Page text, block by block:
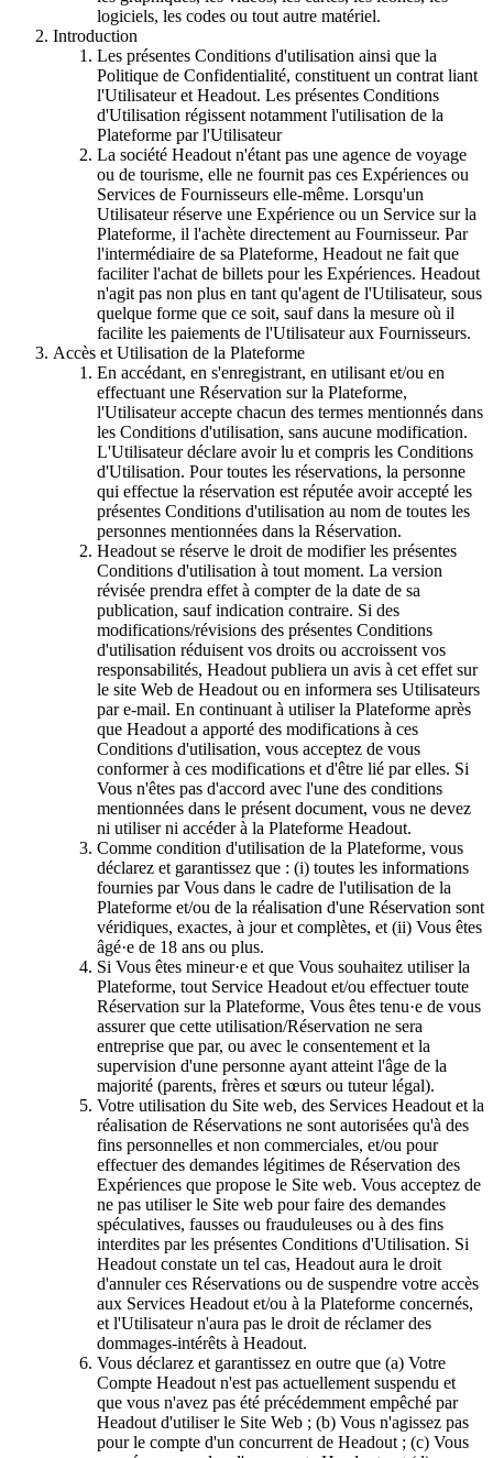
logiciels, les codes ou tout autre matériel.
Introduction
Les présentes Conditions d'utilisation ainsi que la
Politique de Confidentialité, constituent un contrat liant
l'Utilisateur et Headout. Les présentes Conditions
d'Utilisation régissent notamment l'utilisation de la
Plateforme par l'Utilisateur
La société Headout n'étant pas une agence de voyage
ou de tourisme, elle ne fournit pas ces Expériences ou
Services de Fournisseurs elle-même. Lorsqu'un
Utilisateur réserve une Expérience ou un Service sur la
Plateforme, il l'achète directement au Fournisseur. Par
l'intermédiaire de sa Plateforme, Headout ne fait que
faciliter l'achat de billets pour les Expériences. Headout
n'agit pas non plus en tant qu'agent de l'Utilisateur, sous
quelque forme que ce soit, sauf dans la mesure où il
facilite les paiements de l'Utilisateur aux Fournisseurs.
Accès et Utilisation de la Plateforme
En accédant, en s'enregistrant, en utilisant et/ou en
effectuant une Réservation sur la Plateforme,
l'Utilisateur accepte chacun des termes mentionnés dans
les Conditions d'utilisation, sans aucune modification.
L'Utilisateur déclare avoir lu et compris les Conditions
d'Utilisation. Pour toutes les réservations, la personne
qui effectue la réservation est réputée avoir accepté les
présentes Conditions d'utilisation au nom de toutes les
personnes mentionnées dans la Réservation.
Headout se réserve le droit de modifier les présentes
Conditions d'utilisation à tout moment. La version
révisée prendra effet à compter de la date de sa
publication, sauf indication contraire. Si des
modifications/révisions des présentes Conditions
d'utilisation réduisent vos droits ou accroissent vos
responsabilités, Headout publiera un avis à cet effet sur
le site Web de Headout ou en informera ses Utilisateurs
par e-mail. En continuant à utiliser la Plateforme après
que Headout a apporté des modifications à ces
Conditions d'utilisation, vous acceptez de vous
conformer à ces modifications et d'être lié par elles. Si
Vous n'êtes pas d'accord avec l'une des conditions
mentionnées dans le présent document, vous ne devez
ni utiliser ni accéder à la Plateforme Headout.
Comme condition d'utilisation de la Plateforme, vous
déclarez et garantissez que : (i) toutes les informations
fournies par Vous dans le cadre de l'utilisation de la
Plateforme et/ou de la réalisation d'une Réservation sont
véridiques, exactes, à jour et complètes, et (ii) Vous êtes
âgé·e de 18 ans ou plus.
Si Vous êtes mineur·e et que Vous souhaitez utiliser la
Plateforme, tout Service Headout et/ou effectuer toute
Réservation sur la Plateforme, Vous êtes tenu·e de vous
assurer que cette utilisation/Réservation ne sera
entreprise que par, ou avec le consentement et la
supervision d'une personne ayant atteint l'âge de la
majorité (parents, frères et sœurs ou tuteur légal).
Votre utilisation du Site web, des Services Headout et la
réalisation de Réservations ne sont autorisées qu'à des
fins personnelles et non commerciales, et/ou pour
effectuer des demandes légitimes de Réservation des
Expériences que propose le Site web. Vous acceptez de
ne pas utiliser le Site web pour faire des demandes
spéculatives, fausses ou frauduleuses ou à des fins
interdites par les présentes Conditions d'Utilisation. Si
Headout constate un tel cas, Headout aura le droit
d'annuler ces Réservations ou de suspendre votre accès
aux Services Headout et/ou à la Plateforme concernés,
et l'Utilisateur n'aura pas le droit de réclamer des
dommages-intérêts à Headout.
Vous déclarez et garantissez en outre que (a) Votre
Compte Headout n'est pas actuellement suspendu et
que vous n'avez pas été précédemment empêché par
Headout d'utiliser le Site Web ; (b) Vous n'agissez pas
pour le compte d'un concurrent de Headout ; (c) Vous